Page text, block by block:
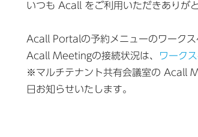
いつも Acall をご利用いただきありが
Acall Portalの予約メニューのワークス
Acall Meetingの接続状況は、
ワーク
※マルチテナント共有会議室の Acall
日お知らせいたします。